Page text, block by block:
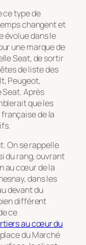
ce type de
changent et
évolue dans le
une marque de
Seat, de sortir
de liste des
Peugeot,
Après
que les
de la
On se rappelle
du rang, ouvrant
au cœur de la
dans les
devant du
différent
ce
au cœur du
du Marché